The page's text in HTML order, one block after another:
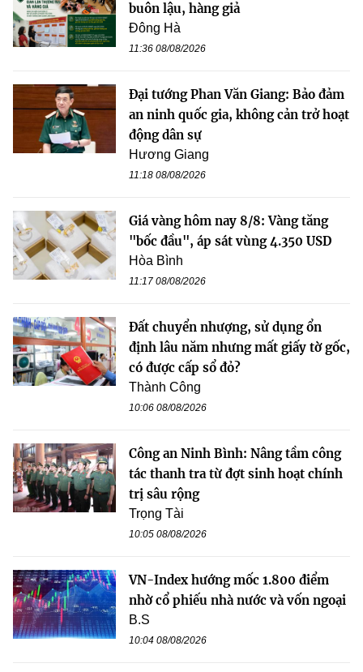
buôn lậu, hàng giả
Đông Hà
11:36 08/08/2026
Đại tướng Phan Văn Giang: Bảo đảm
an ninh quốc gia, không cản trở hoạt
động dân sự
Hương Giang
11:18 08/08/2026
Giá vàng hôm nay 8/8: Vàng tăng
"bốc đầu", áp sát vùng 4.350 USD
Hòa Bình
11:17 08/08/2026
Đất chuyển nhượng, sử dụng ổn
định lâu năm nhưng mất giấy tờ gốc,
có được cấp sổ đỏ?
Thành Công
10:06 08/08/2026
Công an Ninh Bình: Nâng tầm công
tác thanh tra từ đợt sinh hoạt chính
trị sâu rộng
Trọng Tài
10:05 08/08/2026
VN-Index hướng mốc 1.800 điểm
nhờ cổ phiếu nhà nước và vốn ngoại
B.S
10:04 08/08/2026